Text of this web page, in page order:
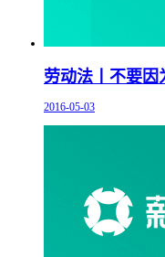
劳动法丨不要因
2016-05-03